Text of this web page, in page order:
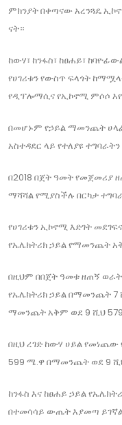
ምክንያት በቀጣናው አረንጓዴ
ናት።
ከውሃ፣ ከንፋስ፣ ከፀሐይ፣
የሀገሪቱን የውስጥ ፍላጎት
የዲፕሎማሲና የኢኮኖሚ ምሶሶ
በመሆኑም የኃይል ማመንጨት
አስተዳደር ላይ የተለያዩ
በ2018 በጀት ዓመት የመጀመሪያ
ማሻሻል የሚያስችሉ በርካታ
የሀገሪቱን ኢኮኖሚ እድገት
የኤሌክትሪክ ኃይል የማመንጨት
በዚህም በበጀት ዓመቱ ዘጠኝ
የኤሌክትሪክ ኃይል በማመንጨት 7
ማመንጨት አቅም ወደ 9 ሺህ
በዚህ ረገድ ከውሃ ሀይል የመነጨው
599 ሜ.ዋ በማመንጨት ወደ 9 ሺህ
ከንፋስ እና ከፀሐይ ኃይል
በተመሳሳይ ውጤት እያመጣ